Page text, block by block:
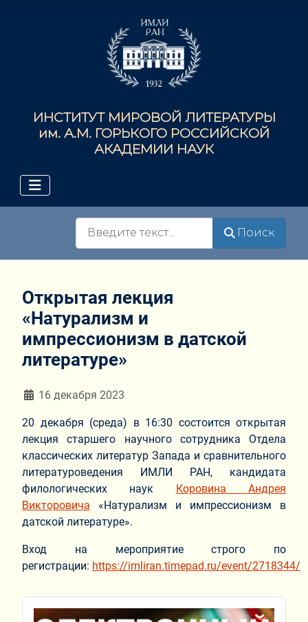
ИНСТИТУТ МИРОВОЙ ЛИТЕРАТУРЫ
им. А.М. ГОРЬКОГО РОССИЙСКОЙ
АКАДЕМИИ НАУК
Поиск
Открытая лекция
«Натурализм и
импрессионизм в датской
литературе»
Информация о материале
16 декабря 2023
20 декабря (среда) в 16:30 состоится открытая
лекция старшего научного сотрудника Отдела
классических литератур Запада и сравнительного
литературоведения ИМЛИ РАН, кандидата
филологических наук
Коровина Андрея
Викторовича «Натурализм и импрессионизм в
датской литературе».
Вход на мероприятие строго по
регистрации: https://imliran.timepad.ru/event/2718344/